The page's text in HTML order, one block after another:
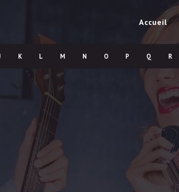
Accueil
K L M N O P Q R